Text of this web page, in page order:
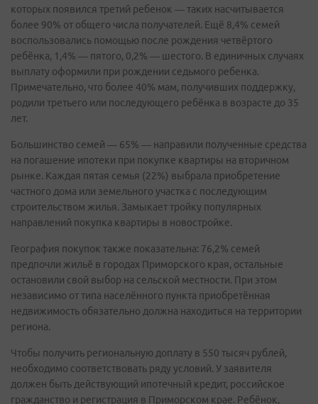
которых появился третий ребенок — таких насчитывается
более 90% от общего числа получателей. Ещё 8,4% семей
воспользовались помощью после рождения четвёртого
ребёнка, 1,4% — пятого, 0,2% — шестого. В единичных случаях
выплату оформили при рождении седьмого ребенка.
Примечательно, что более 40% мам, получивших поддержку,
родили третьего или последующего ребёнка в возрасте до 35
лет.
Большинство семей — 65% — направили полученные средства
на погашение ипотеки при покупке квартиры на вторичном
рынке. Каждая пятая семья (22%) выбрала приобретение
частного дома или земельного участка с последующим
строительством жилья. Замыкает тройку популярных
направлений покупка квартиры в новостройке.
География покупок также показательна: 76,2% семей
предпочли жильё в городах Приморского края, остальные
остановили свой выбор на сельской местности. При этом
независимо от типа населённого пункта приобретённая
недвижимость обязательно должна находиться на территории
региона.
Чтобы получить региональную доплату в 550 тысяч рублей,
необходимо соответствовать ряду условий. У заявителя
должен быть действующий ипотечный кредит, российское
гражданство и регистрация в Приморском крае. Ребёнок,